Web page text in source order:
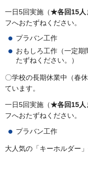
一日5回実施（★各回15人
フへおたずねください。
プラバン工作
おもしろ工作（一定期
たずねください。）
〇学校の長期休業中（春
ています。
一日5回実施（★各回15人
フへおたずねください。
プラバン工作
大人気の「キーホルダー